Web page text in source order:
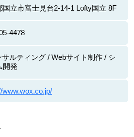
国立市富士見台2-14-1 Lofty国立 8F
4478
サルティング / Webサイト制作 / シ
開発
www.wox.co.jp/